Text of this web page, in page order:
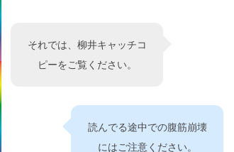
それでは、柳井キャッチコ
ピーをご覧ください。
読んでる途中での腹筋崩壊
にはご注意ください。